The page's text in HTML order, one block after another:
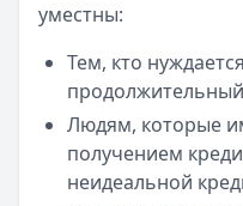
уместны:
Тем, кто
Людям, которые
получением
неидеальной